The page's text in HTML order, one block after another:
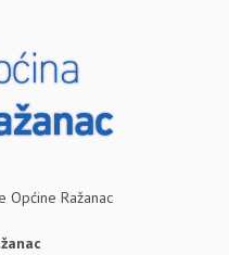
Općine Ražanac